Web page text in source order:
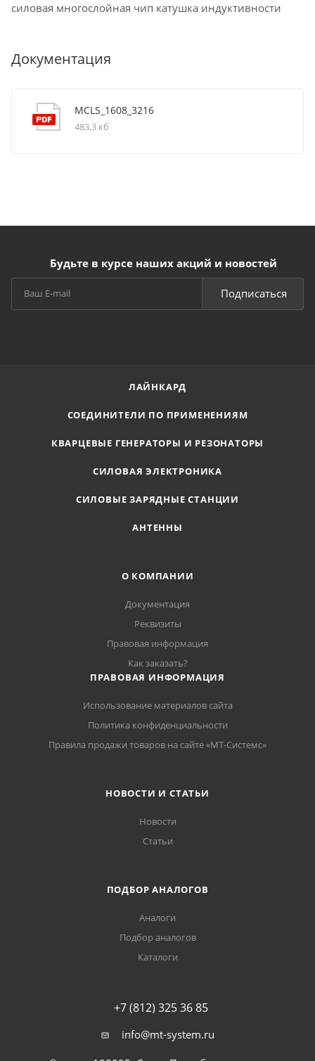
силовая многослойная чип катушка индуктивности
Документация
MCLS_1608_3216
483,3 кб
Будьте в курсе наших акций и новостей
Подписаться
ЛАЙНКАРД
СОЕДИНИТЕЛИ ПО ПРИМЕНЕНИЯМ
КВАРЦЕВЫЕ ГЕНЕРАТОРЫ И РЕЗОНАТОРЫ
СИЛОВАЯ ЭЛЕКТРОНИКА
СИЛОВЫЕ ЗАРЯДНЫЕ СТАНЦИИ
АНТЕННЫ
О КОМПАНИИ
Документация
Реквизиты
Правовая информация
Как заказать?
ПРАВОВАЯ ИНФОРМАЦИЯ
Использование материалов сайта
Политика конфиденциальности
Правила продажи товаров на сайте «МТ-Системс»
НОВОСТИ И СТАТЬИ
Новости
Статьи
ПОДБОР АНАЛОГОВ
Аналоги
Подбор аналогов
Каталоги
+7 (812) 325 36 85
info@mt-system.ru